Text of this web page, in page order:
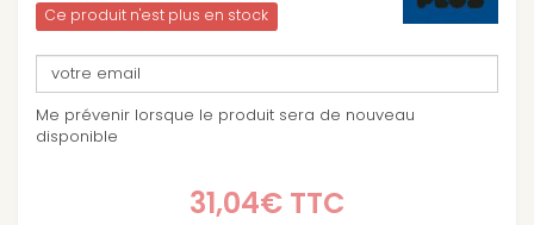
Ce produit n'est plus en stock
Me prévenir lorsque le produit sera de nouveau
disponible
31,04€TTC